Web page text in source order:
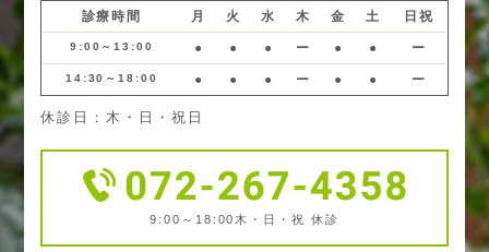
診療時間 月 火 水 木 金 土 日祝
9:00～13:00 ● ● ● ー ● ● ー
14:30～18:00 ● ● ● ー ● ● ー
休診日：木・日・祝日
9:00～18:00 木・日・祝 休診